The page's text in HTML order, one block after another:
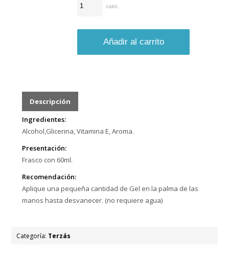
de
Vitamina
cantidad
Añadir al carrito
Descripción
Ingredientes:
Alcohol,Glicerina, Vitamina E, Aroma.
Presentación:
Frasco con 60ml.
Recomendación:
Aplique una pequeña cantidad de Gel en la palma de las
manos hasta desvanecer. (no requiere agua)
Categoría: Terzás